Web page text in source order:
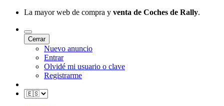
La mayor web de compra y venta de Coches de Rally.
Cerrar
Nuevo anuncio
Entrar
Olvidé mi usuario o clave
Registrarme